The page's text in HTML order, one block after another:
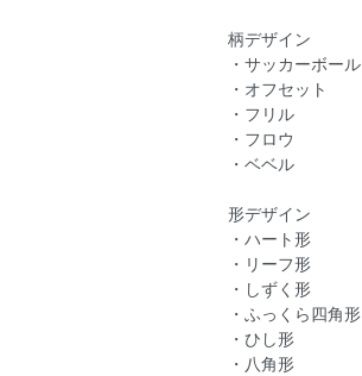
柄デザイン
・サッカーボール
・オフセット
・フリル
・フロウ
・ベベル
形デザイン
・ハート形
・リーフ形
・しずく形
・ふっくら四角形
・ひし形
・八角形